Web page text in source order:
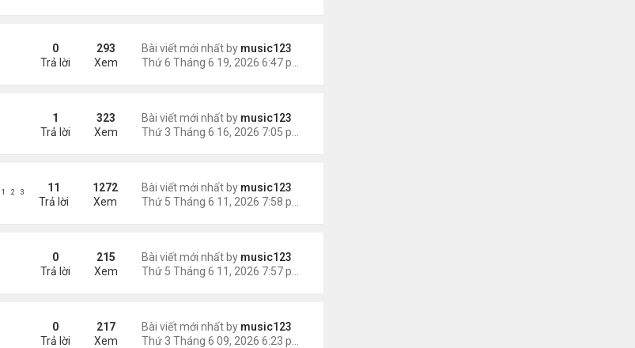
Bài viết mới nhất by music123
0
Trả lời
293
Xem
Bài viết mới nhất by music123
1
Trả lời
323
Xem
Bài viết mới nhất by music123
11
Trả lời
1272
Xem
1 2 3
ý tại Mỹ Bài viết mới nhất by music123
0
Trả lời
215
Xem
Bài viết mới nhất by music123
0
Trả lời
217
Xem